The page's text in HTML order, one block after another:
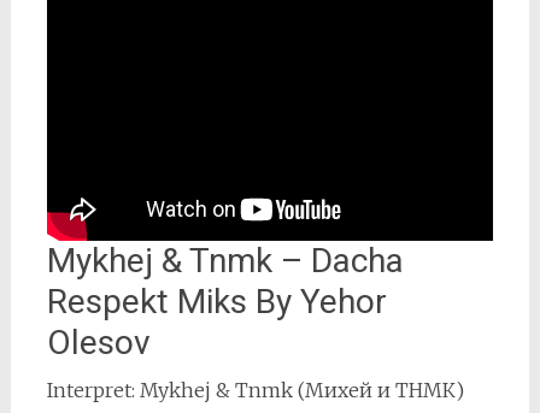
Mykhej & Tnmk – Dacha
Respekt Miks By Yehor
Olesov
Interpret: Mykhej & Tnmk (Михей и ТНМК)